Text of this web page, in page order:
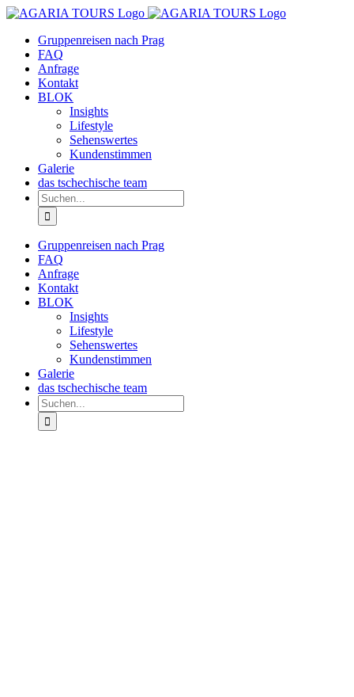
Zum
springenGruppenreisen nach Prag
FAQ
Anfrage
Kontakt
BLOK
Insights
Lifestyle
Sehenswertes
Kundenstimmen
Galerie
das tschechische team
Suche
nach:
Gruppenreisen nach Prag
FAQ
Anfrage
Kontakt
BLOK
Insights
Lifestyle
Sehenswertes
Kundenstimmen
Galerie
das tschechische team
Suche
nach: